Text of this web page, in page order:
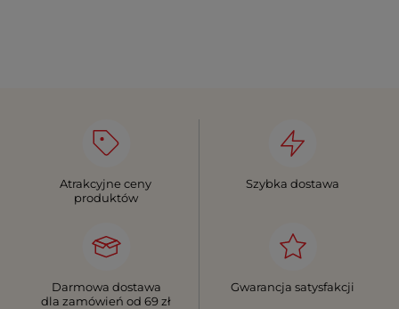
Atrakcyjne ceny
produktów
Szybka dostawa
Darmowa dostawa
dla zamówień od 69 zł
Gwarancja satysfakcji